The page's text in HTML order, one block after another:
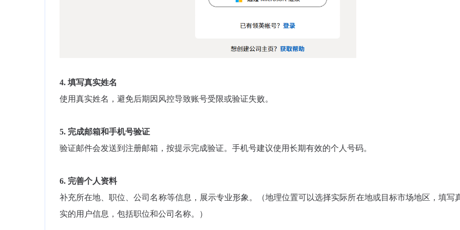
4.填写真实姓名
使用真实姓名，避免后期因风控导致账号受限或验证失败。
5. 完成邮箱和手机号验证
验证邮件会发送到注册邮箱，按提示完成验证。手机号建议使用长期有效的个人号码。
6. 完善个人资料
补充所在地、职位、公司名称等信息，展示专业形象。（地理位置可以选择实际所在地或目标市场地区，填写
实的用户信息，包括职位和公司名称。）